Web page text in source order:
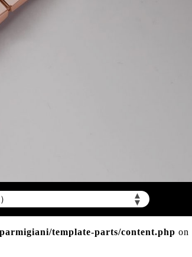
▲
▼
template-parts/content.php on